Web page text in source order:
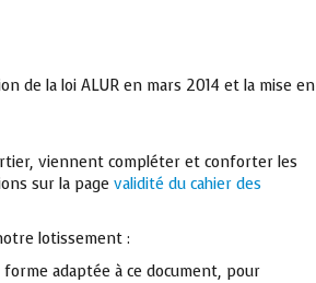
de la loi ALUR en mars 2014 et la mise en
viennent compléter et conforter les
sur la page validité du cahier des
lotissement :
adaptée à ce document, pour